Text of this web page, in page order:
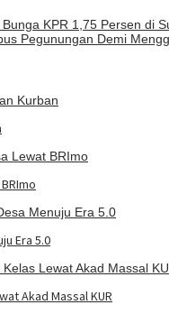
KPR 1,75 Persen di
Pegunungan Demi
Era 5.0
Akad Massal KUR